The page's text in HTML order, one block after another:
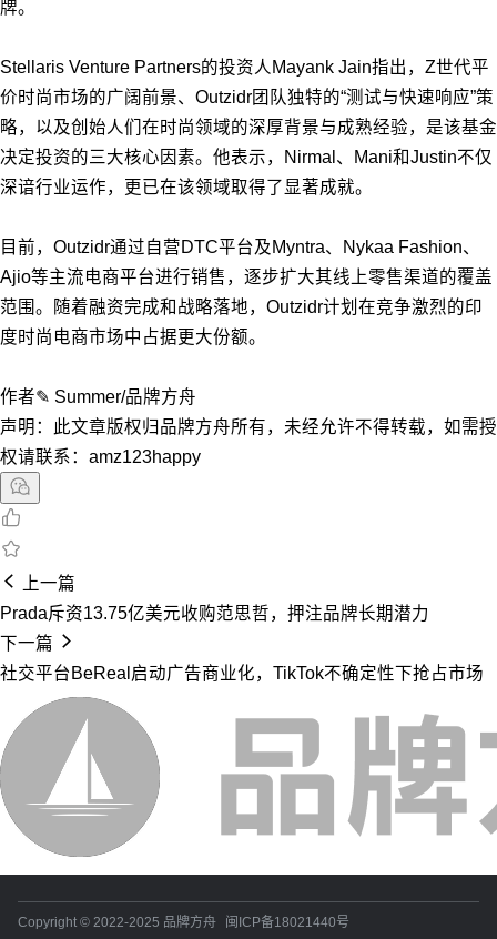
牌。
Stellaris Venture Partners的投资人Mayank Jain指出，Z世代平
价时尚市场的广阔前景、Outzidr团队独特的“测试与快速响应”策
略，以及创始人们在时尚领域的深厚背景与成熟经验，是该基金
决定投资的三大核心因素。他表示，Nirmal、Mani和Justin不仅
深谙行业运作，更已在该领域取得了显著成就。
目前，Outzidr通过自营DTC平台及Myntra、Nykaa Fashion、
Ajio等主流电商平台进行销售，逐步扩大其线上零售渠道的覆盖
范围。随着融资完成和战略落地，Outzidr计划在竞争激烈的印
度时尚电商市场中占据更大份额。
作者✎ Summer/品牌方舟
声明：此文章版权归品牌方舟所有，未经允许不得转载，如需授
权请联系：amz123happy
上一篇
Prada斥资13.75亿美元收购范思哲，押注品牌长期潜力
下一篇
社交平台BeReal启动广告商业化，TikTok不确定性下抢占市场
Copyright © 2022-2025 品牌方舟 闽ICP备18021440号